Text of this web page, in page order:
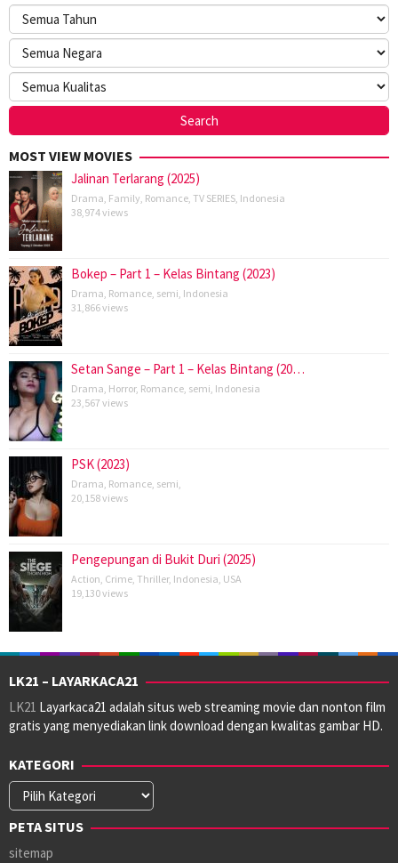
MOST VIEW MOVIES
Jalinan Terlarang (2025)
Drama Family Romance TV SERIES Indonesia
38,974 views
Bokep – Part 1 – Kelas Bintang (2023)
Drama Romance semi Indonesia
31,866 views
Setan Sange – Part 1 – Kelas Bintang (20…
Drama Horror, Romance semi Indonesia
23,567 views
PSK (2023)
Drama Romance semi
20,158 views
Pengepungan di Bukit Duri (2025)
Action Crime Thriller, Indonesia USA
19,130 views
LK21 – LAYARKACA21
LK21 Layarkaca21 adalah situs web streaming movie dan nonton film
gratis yang menyediakan link download dengan kwalitas gambar HD.
KATEGORI
Kategori
PETA SITUS
sitemap